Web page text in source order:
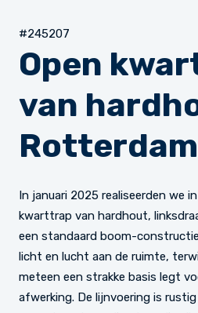
#245207
Open
van
Rotterdam
In januari 2025 realiseerden we
kwarttrap van hardhout,
een standaard boom-
licht en lucht aan de ruimte,
meteen een strakke basis legt
afwerking. De lijnvoering is